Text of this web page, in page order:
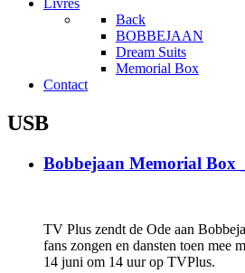
Livres
Back
BOBBEJAAN
Dream Suits
Memorial Box
Contact
USB
Bobbejaan Memorial Box
TV Plus zendt de Ode aan
fans zongen en dansten toen mee
14 juni om 14 uur op TVPlus.